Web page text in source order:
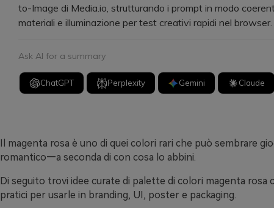
to-Image di Media.io, strutturando i prompt in modo
materiali e illuminazione per test creativi rapidi nel browser.
Ask AI for a summary
ChatGPT Perplexity Gemini Claude
Il magenta rosa è uno di quei colori rari che può sembrare
romantico—a seconda di con cosa lo abbini.
Di seguito trovi idee curate di palette di colori magenta rosa
pratici per usarle in branding, UI, poster e packaging.